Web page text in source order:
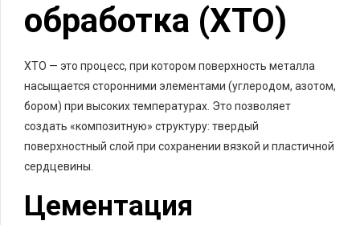
обработка (ХТО)
ХТО — это процесс, при котором поверхность металла
насыщается сторонними элементами (углеродом, азотом,
бором) при высоких температурах. Это позволяет
создать «композитную» структуру: твердый
поверхностный слой при сохранении вязкой и пластичной
сердцевины.
Цементация